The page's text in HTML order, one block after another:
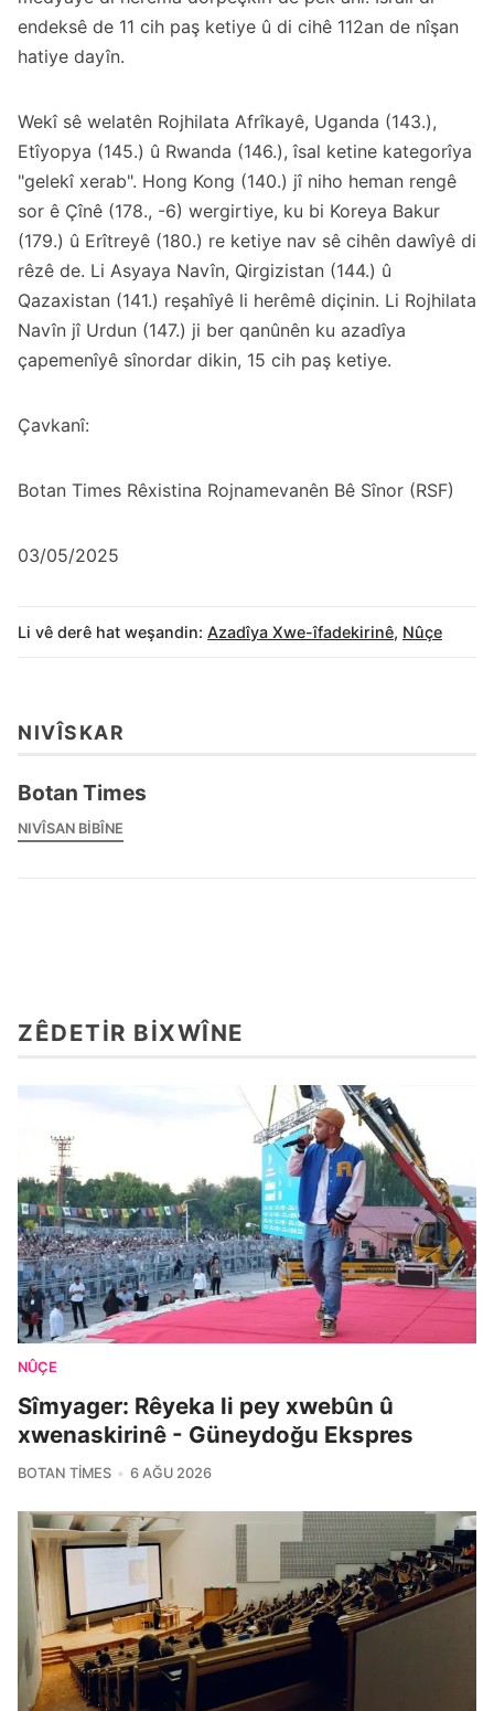
endeksê de 11 cih paş ketiye û di cihê 112an de nîşan
hatiye dayîn.
Wekî sê welatên Rojhilata Afrîkayê, Uganda (143.),
Etîyopya (145.) û Rwanda (146.), îsal ketine kategorîya
"gelekî xerab". Hong Kong (140.) jî niho heman rengê
sor ê Çînê (178., -6) wergirtiye, ku bi Koreya Bakur
(179.) û Erîtreyê (180.) re ketiye nav sê cihên dawîyê di
rêzê de. Li Asyaya Navîn, Qirgizistan (144.) û
Qazaxistan (141.) reşahîyê li herêmê diçinin. Li Rojhilata
Navîn jî Urdun (147.) ji ber qanûnên ku azadîya
çapemenîyê sînordar dikin, 15 cih paş ketiye.
Çavkanî:
Botan Times Rêxistina Rojnamevanên Bê Sînor (RSF)
03/05/2025
Li vê derê hat weşandin: Azadîya Xwe-îfadekirinê, Nûçe
NIVÎSKAR
Botan Times
NIVÎSAN BIBÎNE
ZÊDETIR BIXWÎNE
NÛÇE
Sîmyager: Rêyeka li pey xwebûn û
xwenaskirinê - Güneydoğu Ekspres
BOTAN TIMES 6 AĞU 2026